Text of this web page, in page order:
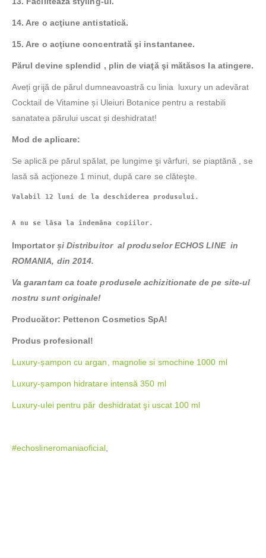
14. Are o acţiune antistatică.
15. Are o acţiune concentrată şi instantanee.
Părul devine splendid , plin de viaţă şi mătăsos la atingere.
Aveți grijă de părul dumneavoastră cu linia luxury un adevărat
Cocktail de Vitamine și Uleiuri Botanice pentru a restabili
sanatatea părului uscat și deshidratat!
Mod de aplicare:
Se aplică pe părul spălat, pe lungime şi vârfuri, se piaptănă , se
lasă să acţioneze 1 minut, după care se clăteşte.
A nu se lăsa la îndemăna copiilor.
Importatorși Distribuitor al produselor ECHOS LINE in
ROMANIA, din 2014.
Va garantam ca toate produsele achizitionate de pe site-ul
nostru sunt originale!
Producător: Pettenon Cosmetics SpA!
Produs profesional!
Luxury-șampon cu argan, magnolie si smochine 1000 ml
Luxury-șampon hidratare intensă 350 ml
Luxury-ulei pentru păr deshidratat şi uscat 100 ml
#echoslineromaniaoficial,